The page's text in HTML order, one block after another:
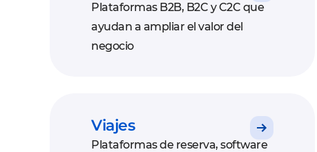
Plataformas B2B, B2C y C2C que
ayudan a ampliar el valor del
negocio
Viajes
Plataformas de reserva, software